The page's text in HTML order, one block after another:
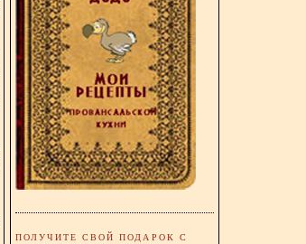
ПОЛУЧИТЕ СВОЙ ПОДАРОК С